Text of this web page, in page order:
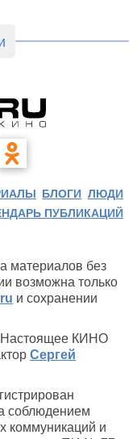
БЛОГИ ЛЮДИ
ПУБЛИКАЦИЙ
материалов без
возможна только
и сохранении
Настоящее КИНО
Сергей
соблюдением
коммуникаций и